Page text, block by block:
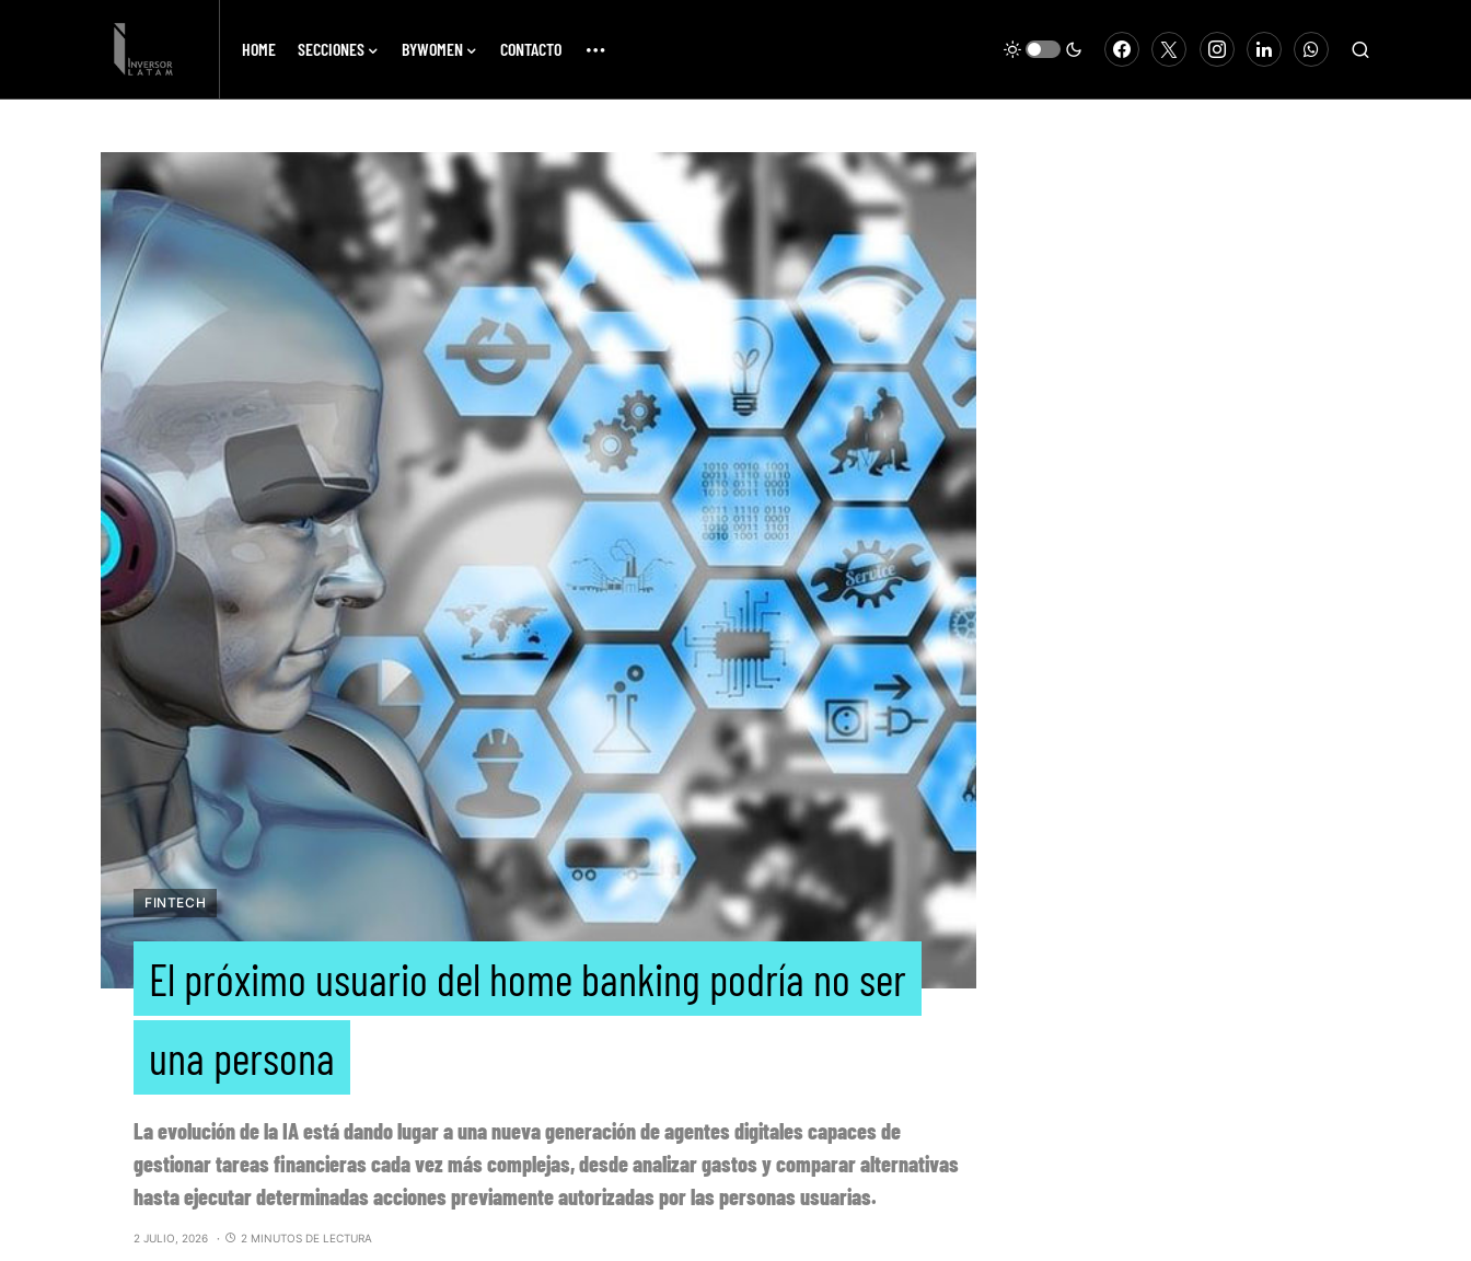
HOME SECCIONES BYWOMEN CONTACTO
FINTECH
El próximo usuario del home banking podría no ser
una persona
La evolución de la IA está dando lugar a una nueva generación de agentes digitales capaces de
gestionar tareas financieras cada vez más complejas, desde analizar gastos y comparar alternativas
hasta ejecutar determinadas acciones previamente autorizadas por las personas usuarias.
2 JULIO, 2026 2 MINUTOS DE LECTURA